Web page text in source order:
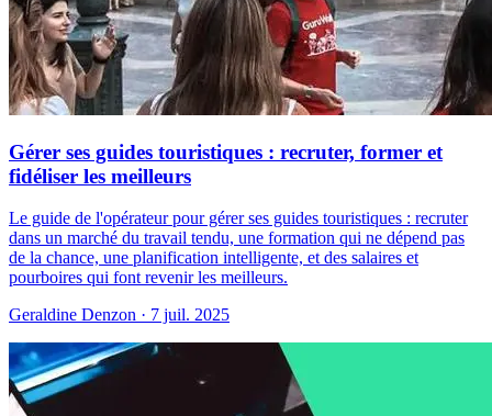
Gérer ses guides touristiques : recruter, former et
fidéliser les meilleurs
Le guide de l'opérateur pour gérer ses guides touristiques : recruter
dans un marché du travail tendu, une formation qui ne dépend pas
de la chance, une planification intelligente, et des salaires et
pourboires qui font revenir les meilleurs.
Geraldine Denzon · 7 juil. 2025